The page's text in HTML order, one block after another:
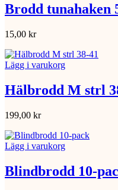
Brodd tunahaken
15,00 kr
Lägg i varukorg
Hälbrodd M strl
199,00 kr
Lägg i varukorg
Blindbrodd 10-